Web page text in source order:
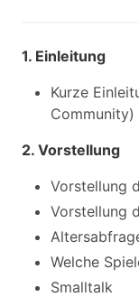
1. Einleitung
Kurze
Community)
2. Vorstellung
Vorstellung
Vorstellung
Welche
Smalltalk